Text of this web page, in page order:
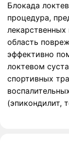
Блокада
процедура,
лекарственных
область
эффективно
локтевом
спортивных
(эпикондилит,